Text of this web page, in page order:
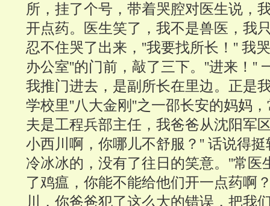
所，挂了个号，带着哭腔对医生说，
开点药。医生笑了，我不是兽医，我
忍不住哭了出来，''我要找所长！'' 我
办公室''的门前，敲了三下。''进来！''
我推门进去，是副所长在里边。正是
学校里''八大金刚''之一邵长安的妈妈
夫是工程兵部主任，我爸爸从沈阳军
小西川啊，你哪儿不舒服？'' 话说得
冷冰冰的，没有了往日的笑意。''常医
了鸡瘟，你能不能给他们开一点药啊
川，你爸爸犯了这么大的错误，把我